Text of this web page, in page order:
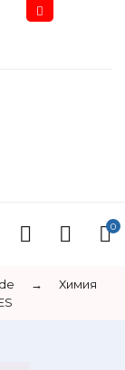
0
→
Химия